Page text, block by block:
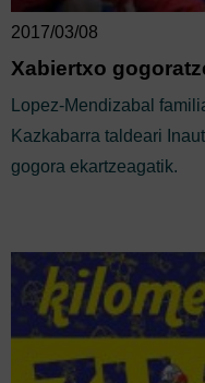
2017/03/08
Xabiertxo
Lopez-Mendizabal
Kazkabarra taldeari
gogora ekartzeagatik.